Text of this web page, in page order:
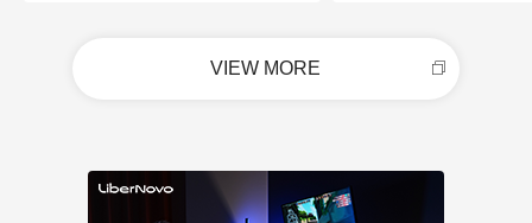
VIEW MORE